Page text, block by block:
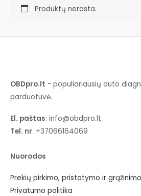
Produktų nerasta.
OBDpro.lt - populiariausių auto
parduotuvė.
El. paštas: info@obdpro.lt
Tel. nr. +37066164069
Nuorodos
Prekių pirkimo, pristatymo ir
Privatumo politika